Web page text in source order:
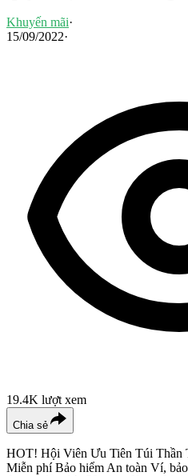
Khuyến mãi·
15/09/2022·
19.4K lượt xem
Chia sẻ
HOT! Hội Viên Ưu Tiên Túi Thần
Miễn phí Bảo hiểm An toàn Ví,